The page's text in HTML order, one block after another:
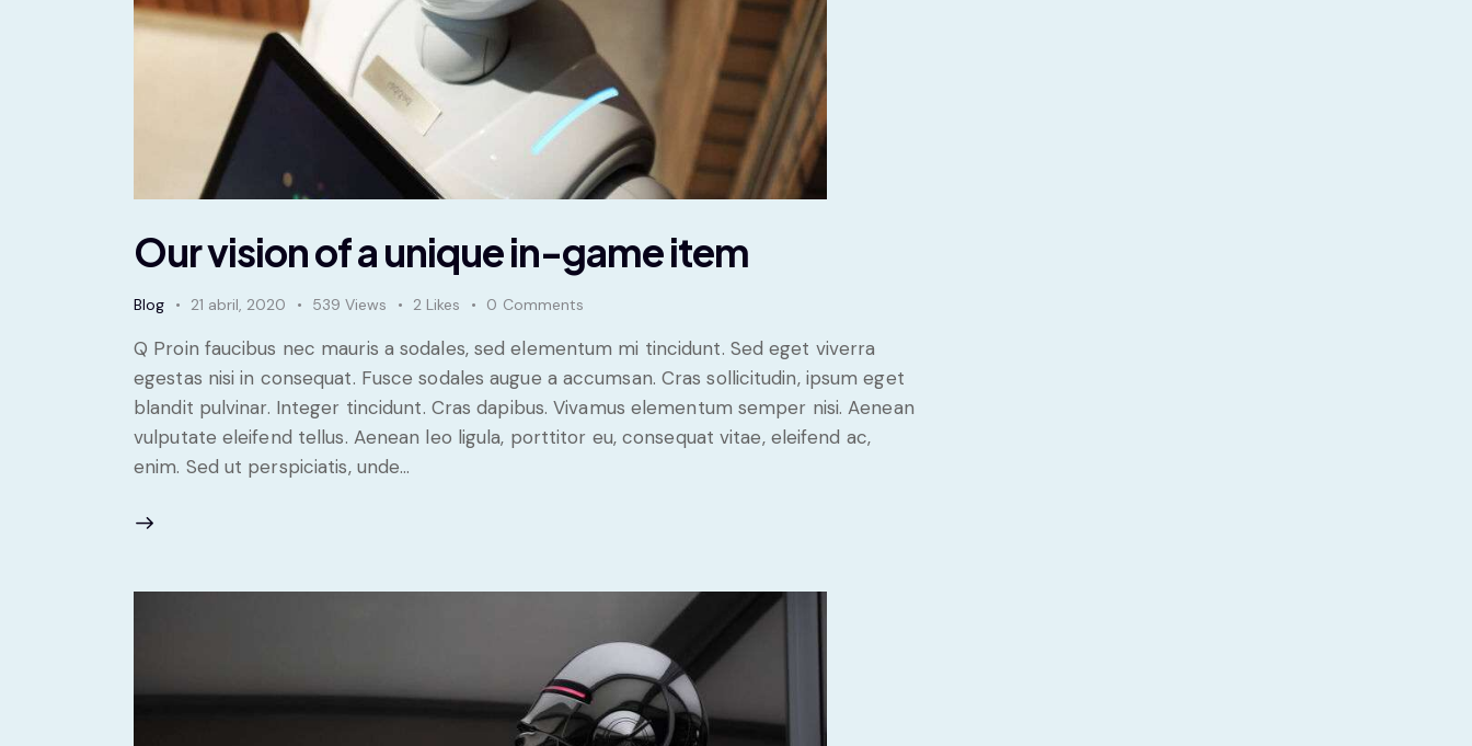
Our vision of a unique in-game item
Blog 21 abril, 2020 539 Views 2 Likes 0 Comments
Q Proin faucibus nec mauris a sodales, sed elementum mi tincidunt. Sed eget viverra
egestas nisi in consequat. Fusce sodales augue a accumsan. Cras sollicitudin, ipsum eget
blandit pulvinar. Integer tincidunt. Cras dapibus. Vivamus elementum semper nisi. Aenean
vulputate eleifend tellus. Aenean leo ligula, porttitor eu, consequat vitae, eleifend ac,
enim. Sed ut perspiciatis, unde…